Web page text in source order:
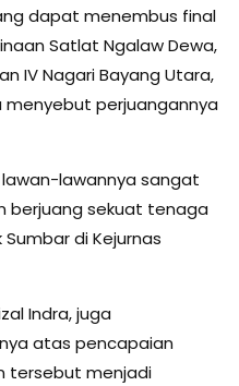
dapat menembus final
Satlat Ngalaw Dewa,
IV Nagari Bayang Utara,
menyebut perjuangannya
lawan-lawannya sangat
berjuang sekuat tenaga
di Kejurnas
Indra, juga
atas pencapaian
tersebut menjadi